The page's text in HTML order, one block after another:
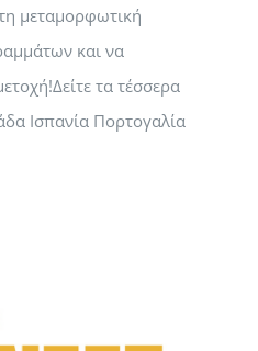
μεταμορφωτική
και να
τα τέσσερα
Ισπανία Πορτογαλία